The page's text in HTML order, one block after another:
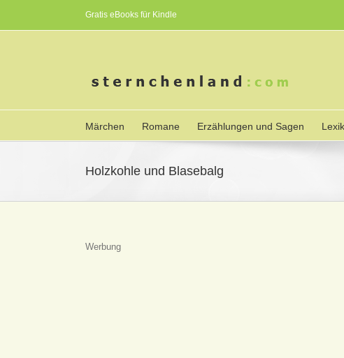
Gratis eBooks für Kindle
Märchen Romane Erzählungen und Sagen
Holzkohle und Blasebalg
Werbung